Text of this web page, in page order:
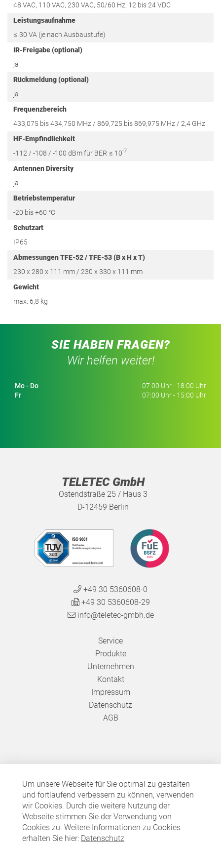
Um unsere Webseite für Sie optimal zu gestalten
und fortlaufend verbessern zu können, verwenden
wir Cookies. Durch die weitere Nutzung der
Webseite stimmen Sie der Verwendung von
Cookies zu. Weitere Informationen zu Cookies
erhalten Sie hier: Datenschutz
48 VAC, 110 VAC, 230 VAC, 50/60 Hz, 12 bis 24 VDC
Leistungsaufnahme
≤ 30 VA (je nach Ausbaustufe)
IR-Freigabe (optional)
ja
Rückmeldung (optional)
ja
Frequenzbereich
433,075 bis 434,750 MHz / 869,725 bis 869,975 MHz / 2,4 GHz
HF-Empfindlichkeit
-112 / -108 / -100 dBm für BER ≤ 10-7
Antennen Diversity
ja
Betriebstemperatur
-20 bis +60 °C
Schutzart
IP65
Abmessungen TFE-52 / TFE-53 (B x H x T)
230 x 280 x 111 mm / 230 x 330 x 111 mm
Gewicht
max. 6,8 kg
SIE HABEN FRAGEN?
Wir helfen weiter!
Mo - Do
07:00 Uhr - 18:00 Uhr
Fr
07:00 Uhr - 15:00 Uhr
TELETEC GmbH
Ostendstraße 25 / Haus 3
D-12459 Berlin
+49 30 5360608-0
+49 30 5360608-29
info@teletec-gmbh.de
Service
Produkte
Unternehmen
Kontakt
Impressum
Datenschutz
AGB